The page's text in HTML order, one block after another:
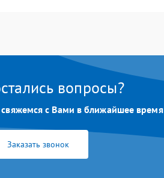
1 год
вопросы?
свяжемся с Вами в ближайшее время
Заказать звонок